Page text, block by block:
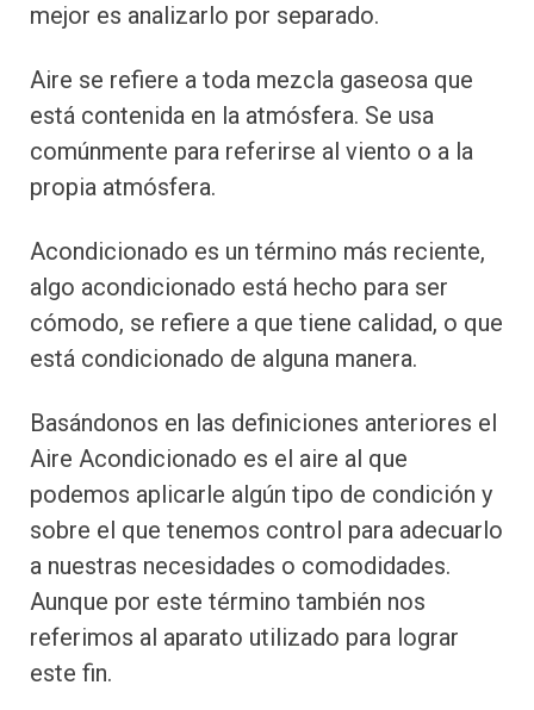
mejor es analizarlo por separado.
Aire se refiere a toda mezcla gaseosa que
está contenida en la atmósfera. Se usa
comúnmente para referirse al viento o a la
propia atmósfera.
Acondicionado es un término más reciente,
algo acondicionado está hecho para ser
cómodo, se refiere a que tiene calidad, o que
está condicionado de alguna manera.
Basándonos en las definiciones anteriores el
Aire Acondicionado es el aire al que
podemos aplicarle algún tipo de condición y
sobre el que tenemos control para adecuarlo
a nuestras necesidades o comodidades.
Aunque por este término también nos
referimos al aparato utilizado para lograr
este fin.